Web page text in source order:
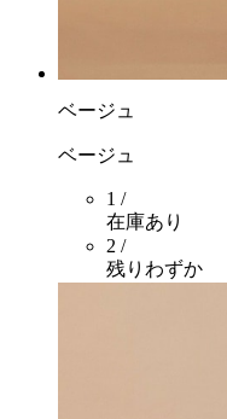
ベージュ
ベージュ
1 /
在庫あり
2 /
残りわずか